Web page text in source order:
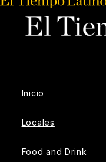
Inicio
Locales
Food and Drink